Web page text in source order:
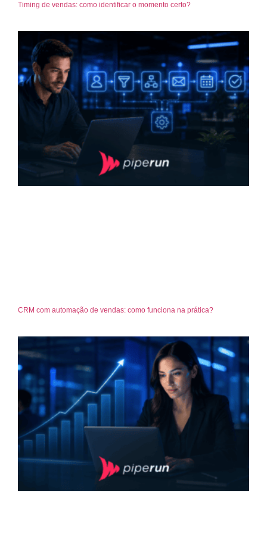
Timing de vendas: como identificar o momento certo?
CRM com automação de vendas: como funciona na prática?